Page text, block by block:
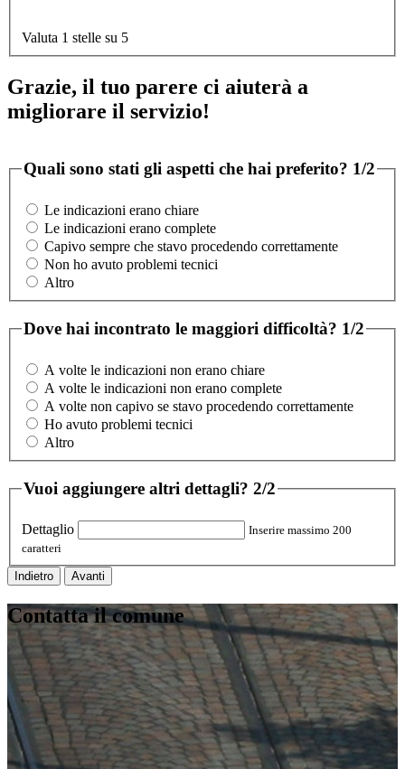
Valuta 1 stelle su 5
Grazie, il tuo parere ci aiuterà a
migliorare il servizio!
Quali sono stati gli aspetti che hai preferito? 1/2
Le indicazioni erano chiare
Le indicazioni erano complete
Capivo sempre che stavo procedendo correttamente
Non ho avuto problemi tecnici
Altro
Dove hai incontrato le maggiori difficoltà? 1/2
A volte le indicazioni non erano chiare
A volte le indicazioni non erano complete
A volte non capivo se stavo procedendo correttamente
Ho avuto problemi tecnici
Altro
Vuoi aggiungere altri dettagli? 2/2
Dettaglio
Inserire massimo 200
caratteri
Indietro Avanti
Contatta il comune